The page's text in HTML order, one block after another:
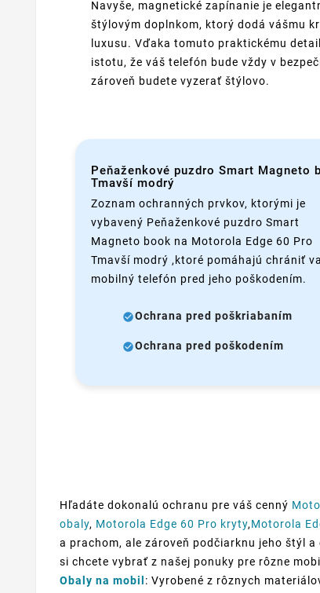
Navyše, magnetické zapínanie je
štýlovým doplnkom, ktorý dodá vášmu
luxusu. Vďaka tomuto praktickému
istotu, že váš telefón bude vždy v
zároveň budete vyzerať štýlovo.
Peňaženkové puzdro Smart Magneto
Tmavší modrý
Zoznam ochranných prvkov, ktorými je
vybavený Peňaženkové puzdro Smart
Magneto book na Motorola Edge 60 Pro
Tmavší modrý ,ktoré pomáhajú chrániť
mobilný telefón pred jeho poškodením.
Ochrana pred poškriabaním
Ochrana pred poškodením
Hľadáte dokonalú ochranu pre váš cenný
obaly, Motorola Edge 60 Pro kryty,Motorola
a prachom, ale zároveň podčiarknu jeho štýl
si chcete vybrať z našej ponuky pre rôzne
Obaly na mobil : Vyrobené z rôznych